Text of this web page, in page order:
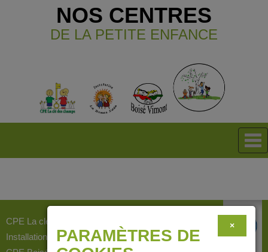
NOS CENTRES
DE LA PETITE ENFANCE
CPE La clé des champs
Installation La bonne idée
×
PARAMÈTRES DE